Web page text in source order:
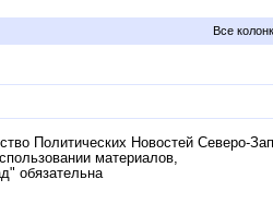
Все
Политических Новостей Северо-
материалов,
обязательна